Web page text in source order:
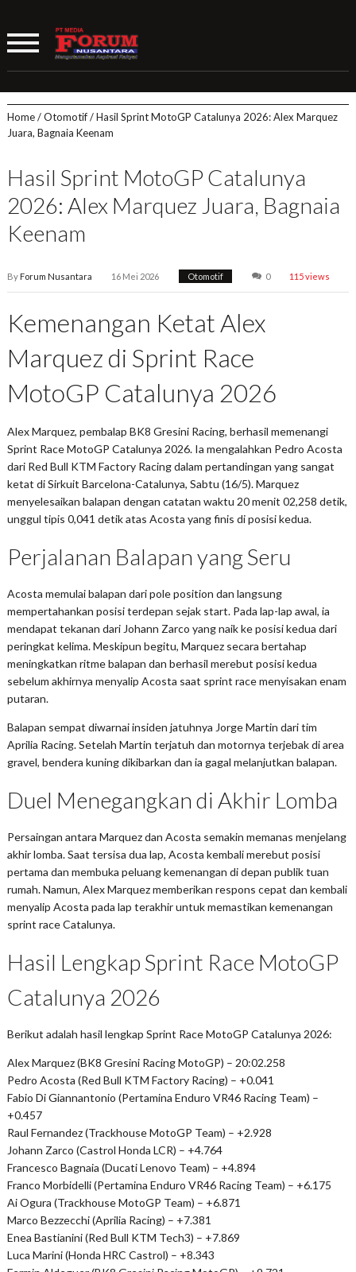
Home/Otomotif/Hasil Sprint MotoGP Catalunya 2026: Alex Marquez
Juara, Bagnaia Keenam
Hasil Sprint MotoGP Catalunya
2026: Alex Marquez Juara, Bagnaia
Keenam
ByForum Nusantara 16 Mei 2026 Otomotif 0 115 views
Kemenangan Ketat Alex
Marquez di Sprint Race
MotoGP Catalunya 2026
Alex Marquez, pembalap BK8 Gresini Racing, berhasil memenangi
Sprint Race MotoGP Catalunya 2026. Ia mengalahkan Pedro Acosta
dari Red Bull KTM Factory Racing dalam pertandingan yang sangat
ketat di Sirkuit Barcelona-Catalunya, Sabtu (16/5). Marquez
menyelesaikan balapan dengan catatan waktu 20 menit 02,258 detik,
unggul tipis 0,041 detik atas Acosta yang finis di posisi kedua.
Perjalanan Balapan yang Seru
Acosta memulai balapan dari pole position dan langsung
mempertahankan posisi terdepan sejak start. Pada lap-lap awal, ia
mendapat tekanan dari Johann Zarco yang naik ke posisi kedua dari
peringkat kelima. Meskipun begitu, Marquez secara bertahap
meningkatkan ritme balapan dan berhasil merebut posisi kedua
sebelum akhirnya menyalip Acosta saat sprint race menyisakan enam
putaran.
Balapan sempat diwarnai insiden jatuhnya Jorge Martin dari tim
Aprilia Racing. Setelah Martin terjatuh dan motornya terjebak di area
gravel, bendera kuning dikibarkan dan ia gagal melanjutkan balapan.
Duel Menegangkan di Akhir Lomba
Persaingan antara Marquez dan Acosta semakin memanas menjelang
akhir lomba. Saat tersisa dua lap, Acosta kembali merebut posisi
pertama dan membuka peluang kemenangan di depan publik tuan
rumah. Namun, Alex Marquez memberikan respons cepat dan kembali
menyalip Acosta pada lap terakhir untuk memastikan kemenangan
sprint race Catalunya.
Hasil Lengkap Sprint Race MotoGP
Catalunya 2026
Berikut adalah hasil lengkap Sprint Race MotoGP Catalunya 2026:
Alex Marquez (BK8 Gresini Racing MotoGP) – 20:02.258
Pedro Acosta (Red Bull KTM Factory Racing) – +0.041
Fabio Di Giannantonio (Pertamina Enduro VR46 Racing Team) –
+0.457
Raul Fernandez (Trackhouse MotoGP Team) – +2.928
Johann Zarco (Castrol Honda LCR) – +4.764
Francesco Bagnaia (Ducati Lenovo Team) – +4.894
Franco Morbidelli (Pertamina Enduro VR46 Racing Team) – +6.175
Ai Ogura (Trackhouse MotoGP Team) – +6.871
Marco Bezzecchi (Aprilia Racing) – +7.381
Enea Bastianini (Red Bull KTM Tech3) – +7.869
Luca Marini (Honda HRC Castrol) – +8.343